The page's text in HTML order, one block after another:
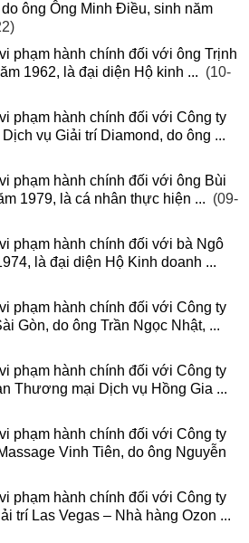
ông Ông Minh Điều, sinh năm
phạm hành chính đối với ông Trịnh
1962, là đại diện Hộ kinh ... (10-
phạm hành chính đối với Công ty
vụ Giải trí Diamond, do ông ...
phạm hành chính đối với ông Bùi
1979, là cá nhân thực hiện ... (09-
phạm hành chính đối với bà Ngô
là đại diện Hộ Kinh doanh ...
phạm hành chính đối với Công ty
Gòn, do ông Trần Ngọc Nhật, ...
phạm hành chính đối với Công ty
Thương mại Dịch vụ Hồng Gia ...
phạm hành chính đối với Công ty
Vinh Tiên, do ông Nguyễn
phạm hành chính đối với Công ty
trí Las Vegas – Nhà hàng Ozon ...